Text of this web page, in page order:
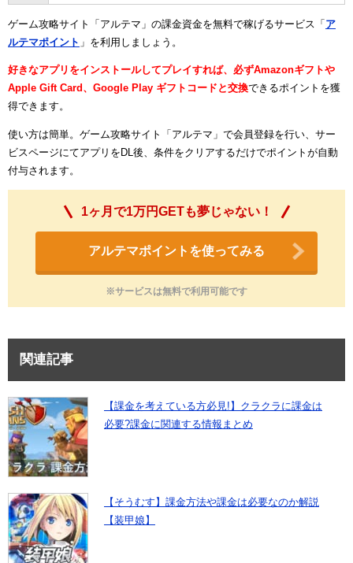
ゲーム攻略サイト「アルテマ」の課金資金を無料で稼げるサービス「ア
ルテマポイント 」を利用しましょう。
好きなアプリをインストールしてプレイすれば、必ずAmazonギフトや
Apple Gift Card、Google Play ギフトコードと交換できるポイントを獲
得できます。
使い方は簡単。ゲーム攻略サイト「アルテマ」で会員登録を行い、サー
ビスページにてアプリをDL後、条件をクリアするだけでポイントが自動
付与されます。
1ヶ月で1万円GETも夢じゃない！
アルテマポイントを使ってみる
※サービスは無料で利用可能です
関連記事
【課金を考えている方必見!】クラクラに課金は
必要?課金に関連する情報まとめ
【そうむす】課金方法や課金は必要なのか解説
【装甲娘】